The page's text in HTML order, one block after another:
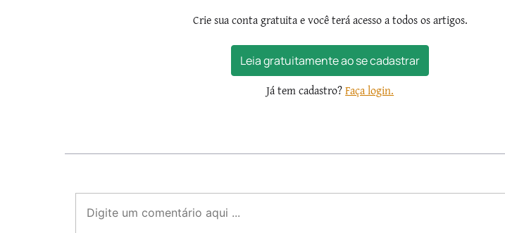
Crie sua conta gratuita e você terá acesso a todos os artigos.
Leia gratuitamente ao se cadastrar
Já tem cadastro?Faça login.